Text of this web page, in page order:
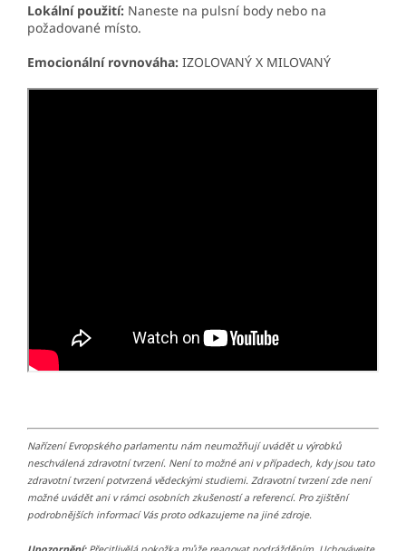
Lokální použití: Naneste na pulsní body nebo na
požadované místo.
Emocionální rovnováha: IZOLOVANÝ X MILOVANÝ
Nařízení Evropského parlamentu nám neumožňují uvádět u výrobků
neschválená zdravotní tvrzení. Není to možné ani v případech, kdy jsou tato
zdravotní tvrzení potvrzená vědeckými studiemi. Zdravotní tvrzení zde není
možné uvádět ani v rámci osobních zkušeností a referencí. Pro zjištění
podrobnějších informací Vás proto odkazujeme na jiné zdroje.